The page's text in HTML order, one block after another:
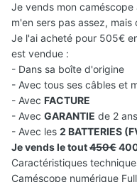
Je vends mon
m'en sers pas assez,
Je l'ai acheté pour 505€
est vendue :
- Dans sa boîte d'origine
- Avec tous ses câbles et
- Avec FACTURE
- Avec GARANTIE de 2 ans
- Avec les 2 BATTERIES
Je vends le tout450€
Caractéristiques
Caméscope numérique